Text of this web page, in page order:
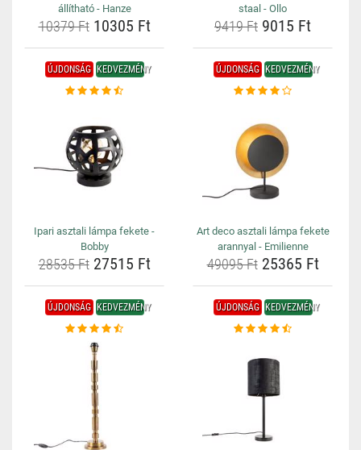
állítható - Hanze
10379 Ft10305 Ft
staal - Ollo
9419 Ft 9015 Ft
ÚJDONSÁG KEDVEZMÉNY
Ipari asztali lámpa fekete -
Bobby
28535 Ft27515 Ft
ÚJDONSÁG KEDVEZMÉNY
Art deco asztali lámpa fekete
arannyal - Emilienne
49095 Ft25365 Ft
ÚJDONSÁG KEDVEZMÉNY ÚJDONSÁG KEDVEZMÉNY